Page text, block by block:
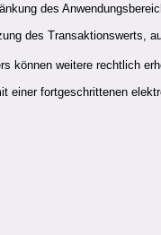
des
des Transaktionswerts,
können weitere rechtlich
einer fortgeschrittenen